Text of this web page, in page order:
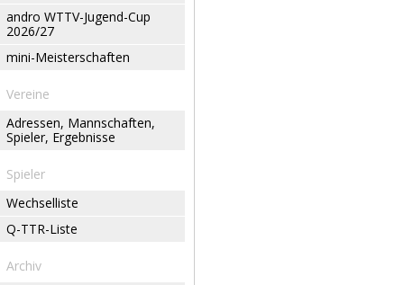
andro WTTV-Jugend-Cup
2026/27
mini-Meisterschaften
Vereine
Adressen, Mannschaften,
Spieler, Ergebnisse
Spieler
Wechselliste
Q-TTR-Liste
Archiv